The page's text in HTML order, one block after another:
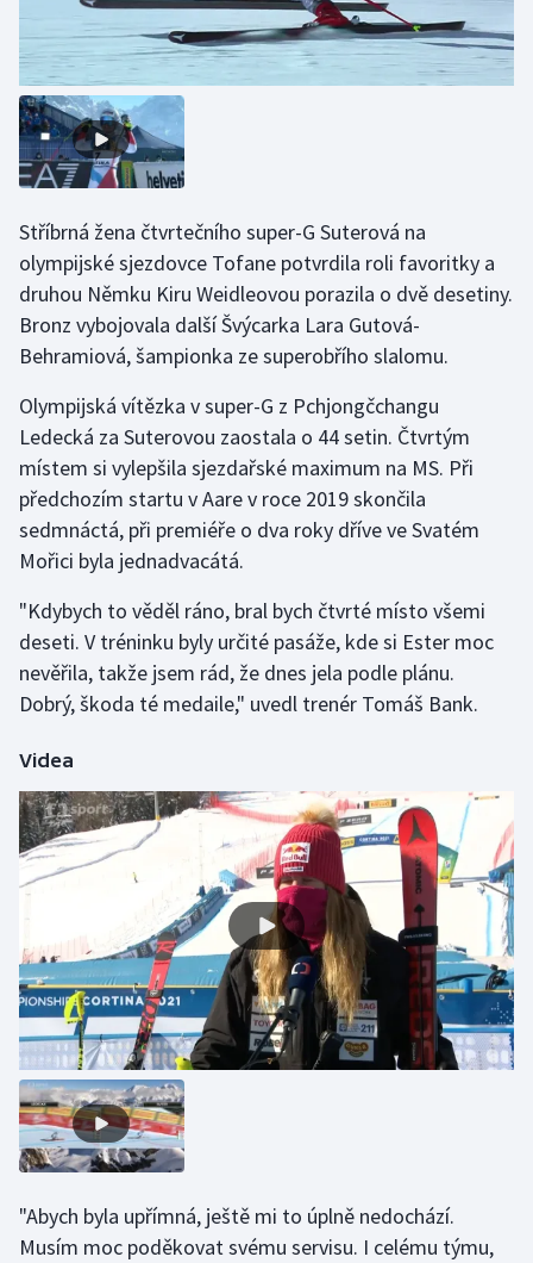
Olympijské hry
Parasport
Plavání
Ragby
Rychlobruslení
Short track
Sportovní střelba
Stolní tenis
Triatlon
Veslování
Vodní slalom
Ostatní
Stříbrná žena čtvrtečního super-G Suterová na
olympijské sjezdovce Tofane potvrdila roli favoritky a
druhou Němku Kiru Weidleovou porazila o dvě desetiny.
Bronz vybojovala další Švýcarka Lara Gutová-
Behramiová, šampionka ze superobřího slalomu.
Olympijská vítězka v super-G z Pchjongčchangu
Ledecká za Suterovou zaostala o 44 setin. Čtvrtým
místem si vylepšila sjezdařské maximum na MS. Při
předchozím startu v Aare v roce 2019 skončila
sedmnáctá, při premiéře o dva roky dříve ve Svatém
Mořici byla jednadvacátá.
"Kdybych to věděl ráno, bral bych čtvrté místo všemi
deseti. V tréninku byly určité pasáže, kde si Ester moc
nevěřila, takže jsem rád, že dnes jela podle plánu.
Dobrý, škoda té medaile," uvedl trenér Tomáš Bank.
Videa
"Abych byla upřímná, ještě mi to úplně nedochází.
Musím moc poděkovat svému servisu. I celému týmu,